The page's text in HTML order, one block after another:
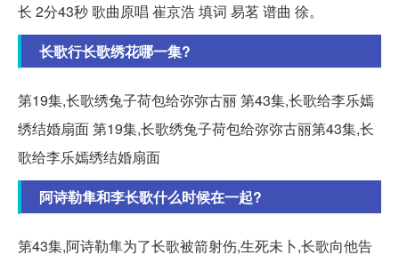
长 2分43秒 歌曲原唱 崔京浩 填词 易茗 谱曲 徐。
长歌行长歌绣花哪一集?
第19集,长歌绣兔子荷包给弥弥古丽 第43集,长歌给李乐嫣
绣结婚扇面 第19集,长歌绣兔子荷包给弥弥古丽第43集,长
歌给李乐嫣绣结婚扇面
阿诗勒隼和李长歌什么时候在一起?
第43集,阿诗勒隼为了长歌被箭射伤,生死未卜,长歌向他告